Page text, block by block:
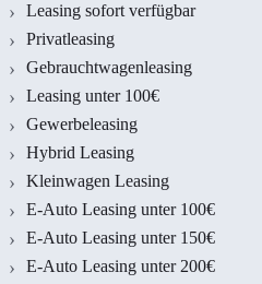
Leasing sofort verfügbar
Privatleasing
Gebrauchtwagenleasing
Leasing unter 100€
Gewerbeleasing
Hybrid Leasing
Kleinwagen Leasing
E-Auto Leasing unter 100€
E-Auto Leasing unter 150€
E-Auto Leasing unter 200€